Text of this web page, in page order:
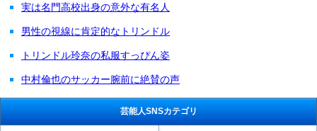
実は名門高校出身の意外な有名人
男性の視線に肯定的なトリンドル
トリンドル玲奈の私服すっぴん姿
中村倫也のサッカー腕前に絶賛の声
芸能人SNSカテゴリ